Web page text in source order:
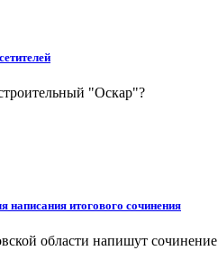
"Оскар"?
написания итогового сочинения
области напишут